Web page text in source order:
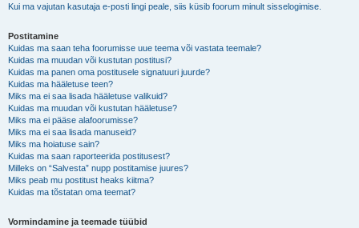
Kui ma vajutan kasutaja e-posti lingi peale, siis küsib foorum minult sisselogimise.
Postitamine
Kuidas ma saan teha foorumisse uue teema või vastata teemale?
Kuidas ma muudan või kustutan postitusi?
Kuidas ma panen oma postitusele signatuuri juurde?
Kuidas ma hääletuse teen?
Miks ma ei saa lisada hääletuse valikuid?
Kuidas ma muudan või kustutan hääletuse?
Miks ma ei pääse alafoorumisse?
Miks ma ei saa lisada manuseid?
Miks ma hoiatuse sain?
Kuidas ma saan raporteerida postitusest?
Milleks on “Salvesta” nupp postitamise juures?
Miks peab mu postitust heaks kiitma?
Kuidas ma tõstatan oma teemat?
Vormindamine ja teemade tüübid